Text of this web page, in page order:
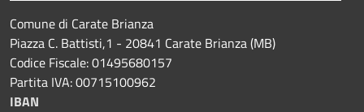
Comune di Carate Brianza
Piazza C. Battisti,1 - 20841 Carate Brianza (MB)
Codice Fiscale: 01495680157
Partita IVA: 00715100962
IBAN